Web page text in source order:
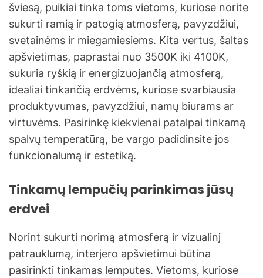
šviesą, puikiai tinka toms vietoms, kuriose norite
sukurti ramią ir patogią atmosferą, pavyzdžiui,
svetainėms ir miegamiesiems. Kita vertus, šaltas
apšvietimas, paprastai nuo 3500K iki 4100K,
sukuria ryškią ir energizuojančią atmosferą,
idealiai tinkančią erdvėms, kuriose svarbiausia
produktyvumas, pavyzdžiui, namų biurams ar
virtuvėms. Pasirinkę kiekvienai patalpai tinkamą
spalvų temperatūrą, be vargo padidinsite jos
funkcionalumą ir estetiką.
Tinkamų lempučių parinkimas jūsų
erdvei
Norint sukurti norimą atmosferą ir vizualinį
patrauklumą, interjero apšvietimui būtina
pasirinkti tinkamas lemputes. Vietoms, kuriose